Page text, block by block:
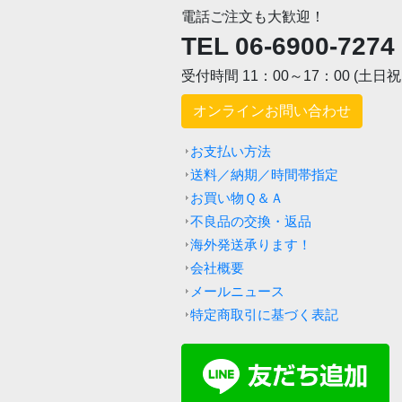
電話ご注文も大歓迎！
TEL 06-6900-7274
受付時間 11：00～17：00 (土日
オンラインお問い合わせ
お支払い方法
送料／納期／時間帯指定
お買い物Ｑ＆Ａ
不良品の交換・返品
海外発送承ります！
会社概要
メールニュース
特定商取引に基づく表記